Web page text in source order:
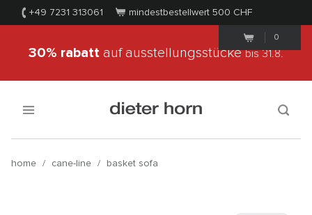
+49 7231 313061 mindestbestellwert 500 CHF
0
30% rabatt auf ausstellungsstückebis 31.8.
home / cane-line / basket sofa